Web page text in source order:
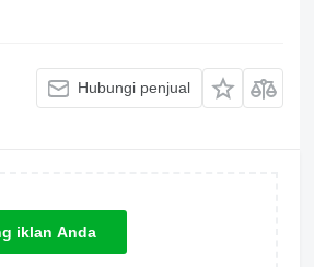
Hubungi penjual
iklan Anda